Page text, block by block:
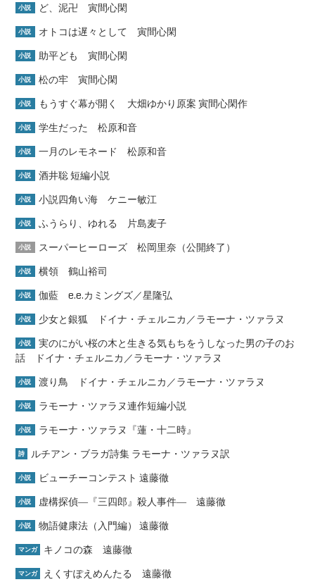
小説 ど、泥卍 寅間心閑
小説 オトコは遅々として 寅間心閑
小説 助平ども 寅間心閑
小説 松の牢 寅間心閑
小説 もうすぐ幕が開く 大畑ゆかり原案 寅間心閑作
小説 学生だった 松原和音
小説 一月のレモネード 松原和音
小説 酒井聡 短編小説
小説 小説四角い海 ケニー敏江
小説 ふうらり、ゆれる 片島麦子
小説 スーパーヒーローズ 松岡里奈（公開終了）
小説 横領 鶴山裕司
小説 伽藍 e.e.カミングズ／星隆弘
小説 少女と銀狐 ドイナ・チェルニカ／ラモーナ・ツァラヌ
小説
実のにがい桜の木と生きる気もちをうしなった男の子のお
話 ドイナ・チェルニカ／ラモーナ・ツァラヌ
小説 渡り鳥 ドイナ・チェルニカ／ラモーナ・ツァラヌ
小説 ラモーナ・ツァラヌ連作短編小説
小説 ラモーナ・ツァラヌ『蓮・十二時』
詩 ルチアン・ブラガ詩集 ラモーナ・ツァラヌ訳
小説 ビューチーコンテスト 遠藤徹
小説 虚構探偵―『三四郎』殺人事件― 遠藤徹
小説 物語健康法（入門編） 遠藤徹
マンガ キノコの森 遠藤徹
マンガ えくすぽえめんたる 遠藤徹